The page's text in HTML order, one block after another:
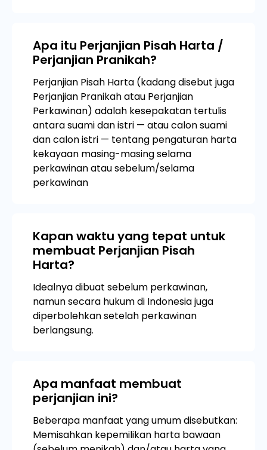
Apa itu Perjanjian Pisah Harta /
Perjanjian Pranikah?
Perjanjian Pisah Harta (kadang disebut juga
Perjanjian Pranikah atau Perjanjian
Perkawinan) adalah kesepakatan tertulis
antara suami dan istri — atau calon suami
dan calon istri — tentang pengaturan harta
kekayaan masing-masing selama
perkawinan atau sebelum/selama
perkawinan
Kapan waktu yang tepat untuk
membuat Perjanjian Pisah
Harta?
Idealnya dibuat sebelum perkawinan,
namun secara hukum di Indonesia juga
diperbolehkan setelah perkawinan
berlangsung.
Apa manfaat membuat
perjanjian ini?
Beberapa manfaat yang umum disebutkan:
Memisahkan kepemilikan harta bawaan